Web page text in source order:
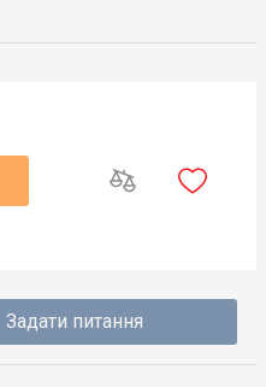
Задати питання